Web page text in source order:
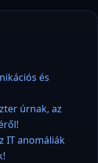
és
úrnak, az
IT anomáliák